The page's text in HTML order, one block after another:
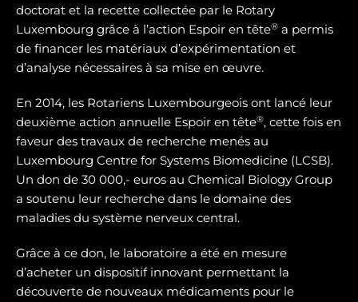
doctorat et la recette collectée par le Rotary
Luxembourg grâce à l’action Espoir en tête® a permis
de financer les matériaux d’expérimentation et
d’analyse nécessaires à sa mise en œuvre.
En 2014, les Rotariens Luxembourgeois ont lancé leur
deuxième action annuelle Espoir en tête®, cette fois en
faveur des travaux de recherche menés au
Luxembourg Centre for Systems Biomedicine (LCSB).
Un don de 30 000,- euros au Chemical Biology Group
a soutenu leur recherche dans le domaine des
maladies du système nerveux central.
Grâce à ce don, le laboratoire a été en mesure
d’acheter un dispositif innovant permettant la
découverte de nouveaux médicaments pour le